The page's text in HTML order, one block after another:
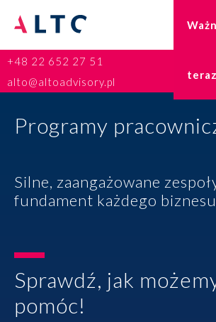
teraz
Doradztwo
Kadry i płace
Broker
Prawo karne dla
+48 22 652 27 51
alto@altoadvisory.pl
Programy
Silne, zaangażowane
fundament każdego
Sprawdź, jak
pomóc!